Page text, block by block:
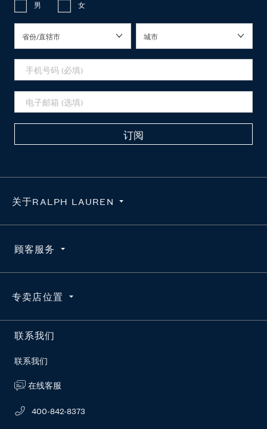
关于RALPH LAUREN
隐私政策
使用条款
求职咨询
维护真品
官方授权平台
顾客服务
订单查询
配送
退货
专卖店位置
按地区搜索
联系我们
联系我们
在线客服
400-842-8373
男 女
省份/直辖市 城市
订阅